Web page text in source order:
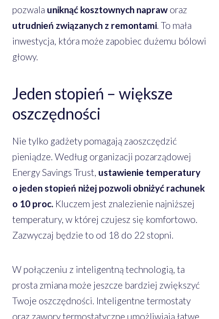
pozwala uniknąć kosztownych napraw oraz
utrudnień związanych z remontami. To mała
inwestycja, która może zapobiec dużemu bólowi
głowy.
Jeden stopień – większe
oszczędności
Nie tylko gadżety pomagają zaoszczędzić
pieniądze. Według organizacji pozarządowej
Energy Savings Trust, ustawienie temperatury
o jeden stopień niżej pozwoli obniżyć rachunek
o 10 proc. Kluczem jest znalezienie najniższej
temperatury, w której czujesz się komfortowo.
Zazwyczaj będzie to od 18 do 22 stopni.
W połączeniu z inteligentną technologią, ta
prosta zmiana może jeszcze bardziej zwiększyć
Twoje oszczędności. Inteligentne termostaty
oraz zawory termostatyczne umożliwiają łatwe